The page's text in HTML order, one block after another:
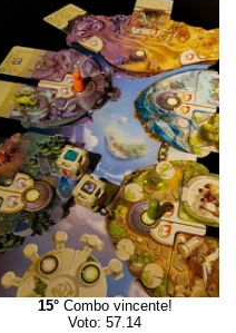
15°Combo vincente!
Voto: 57.14